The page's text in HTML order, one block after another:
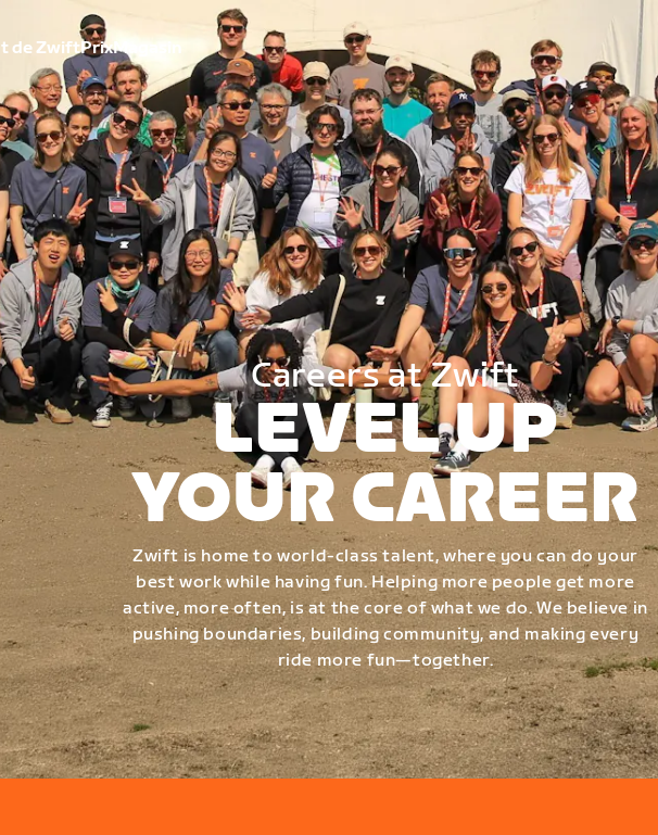
de ZwiftPrixMagasin
Careers at Zwift
LEVEL UP
YOUR CAREER
Zwift is home to world-class talent, where you can do your
best work while having fun. Helping more people get more
active, more often, is at the core of what we do. We believe in
pushing boundaries, building community, and making every
ride more fun—together.